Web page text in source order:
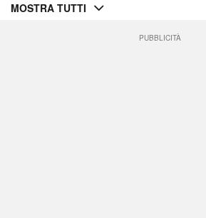
MOSTRA TUTTI
PUBBLICITÀ